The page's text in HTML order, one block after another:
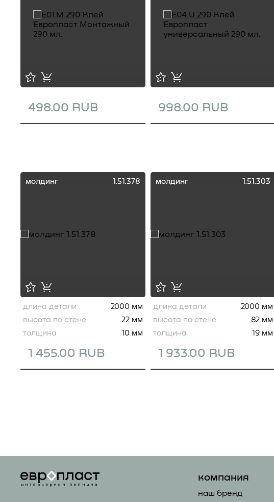
498.00 RUB 998.00 RUB
молдинг 1.51.378
1 455.00 RUB
длина детали
2000 мм
высота по стене
22 мм
толщина
10 мм
молдинг 1.51.303
1 933.00 RUB
длина детали
2000 мм
высота по стене
82 мм
толщина
19 мм
компания
наш бренд